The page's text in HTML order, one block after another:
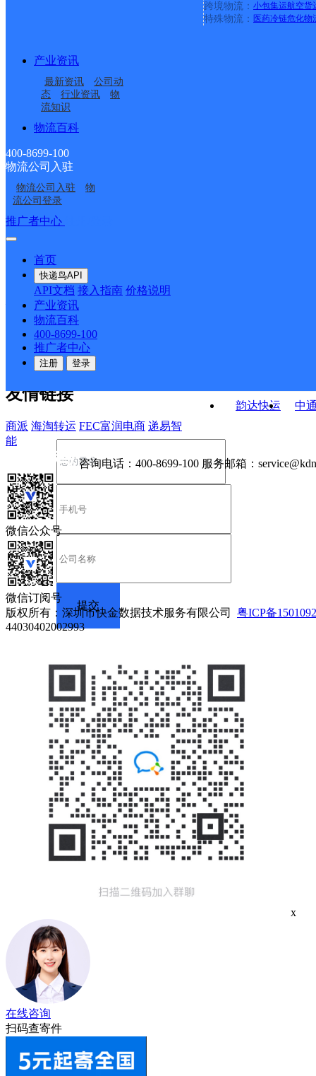
跨境物流： 小包集运航空货
特殊物流： 医药冷链危化物
产业资讯
最新资讯
公司动
态
行业资讯
物
流知识
物流百科
400-8699-100
物流公司入驻
物流公司入驻
物
流公司登录
推广者中心
首页
快递鸟API
API文档 接入指南 价格说明
产业资讯
物流百科
400-8699-100
推广者中心
注册 登录
便民寄村点
吉林长岭县太平川镇公
司
吉林长岭县公司三十号
乡便民服务点
吉林长岭县公司巨宝山
镇分部
吉林长岭县公司利发盛
镇分部
吉林长岭县公司东岭乡
便民寄存点
长岭县前七号镇合作点
韵达快运
中
接口API
API接口 DEMO下载
关于我们
公司介绍 企业动态
合作伙伴 快递鸟接口服务协议
户隐私政策
友情链接
商派 海淘转运 FEC富润电商 递易智
能
咨询电话： 400-8699-100 服务邮箱：
微信公众号
微信订阅号
版权所有：深圳市快金数据技术服务有限公司 粤ICP备
44030402002993
x
在线咨询
扫码查寄件